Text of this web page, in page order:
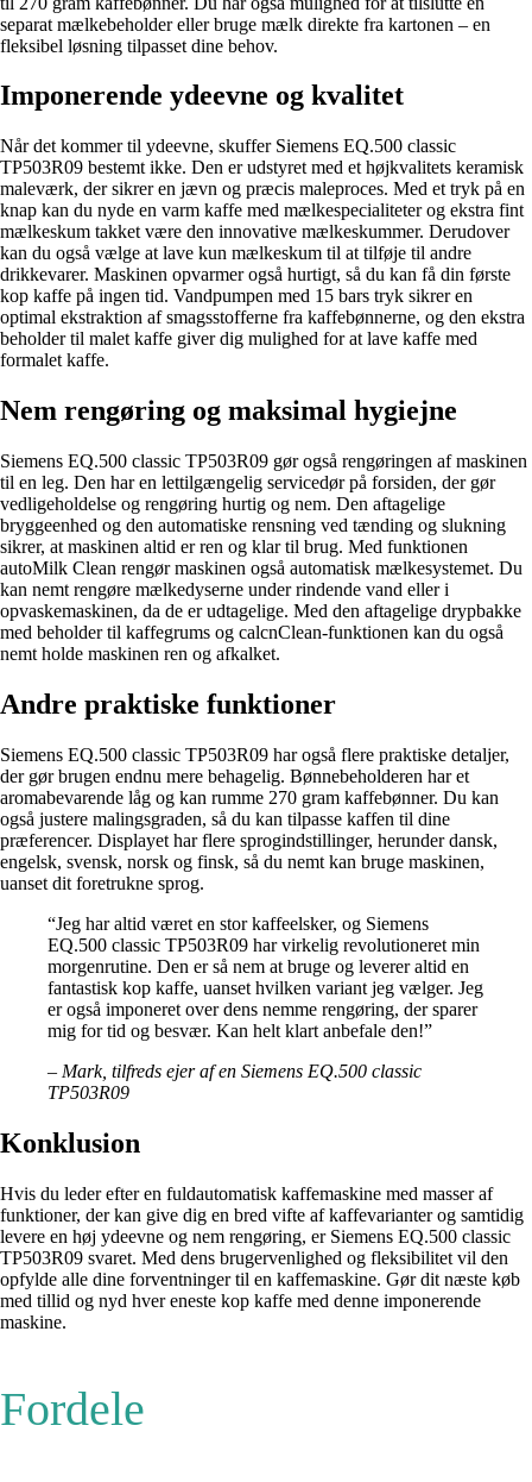
separat mælkebeholder eller bruge mælk direkte fra kartonen – en
fleksibel løsning tilpasset dine behov.
Imponerende ydeevne og kvalitet
Når det kommer til ydeevne, skuffer Siemens EQ.500 classic
TP503R09 bestemt ikke. Den er udstyret med et højkvalitets keramisk
maleværk, der sikrer en jævn og præcis maleproces. Med et tryk på en
knap kan du nyde en varm kaffe med mælkespecialiteter og ekstra fint
mælkeskum takket være den innovative mælkeskummer. Derudover
kan du også vælge at lave kun mælkeskum til at tilføje til andre
drikkevarer. Maskinen opvarmer også hurtigt, så du kan få din første
kop kaffe på ingen tid. Vandpumpen med 15 bars tryk sikrer en
optimal ekstraktion af smagsstofferne fra kaffebønnerne, og den ekstra
beholder til malet kaffe giver dig mulighed for at lave kaffe med
formalet kaffe.
Nem rengøring og maksimal hygiejne
Siemens EQ.500 classic TP503R09 gør også rengøringen af maskinen
til en leg. Den har en lettilgængelig servicedør på forsiden, der gør
vedligeholdelse og rengøring hurtig og nem. Den aftagelige
bryggeenhed og den automatiske rensning ved tænding og slukning
sikrer, at maskinen altid er ren og klar til brug. Med funktionen
autoMilk Clean rengør maskinen også automatisk mælkesystemet. Du
kan nemt rengøre mælkedyserne under rindende vand eller i
opvaskemaskinen, da de er udtagelige. Med den aftagelige drypbakke
med beholder til kaffegrums og calcnClean-funktionen kan du også
nemt holde maskinen ren og afkalket.
Andre praktiske funktioner
Siemens EQ.500 classic TP503R09 har også flere praktiske detaljer,
der gør brugen endnu mere behagelig. Bønnebeholderen har et
aromabevarende låg og kan rumme 270 gram kaffebønner. Du kan
også justere malingsgraden, så du kan tilpasse kaffen til dine
præferencer. Displayet har flere sprogindstillinger, herunder dansk,
engelsk, svensk, norsk og finsk, så du nemt kan bruge maskinen,
uanset dit foretrukne sprog.
“Jeg har altid været en stor kaffeelsker, og Siemens
EQ.500 classic TP503R09 har virkelig revolutioneret min
morgenrutine. Den er så nem at bruge og leverer altid en
fantastisk kop kaffe, uanset hvilken variant jeg vælger. Jeg
er også imponeret over dens nemme rengøring, der sparer
mig for tid og besvær. Kan helt klart anbefale den!”
– Mark, tilfreds ejer af en Siemens EQ.500 classic
TP503R09
Konklusion
Hvis du leder efter en fuldautomatisk kaffemaskine med masser af
funktioner, der kan give dig en bred vifte af kaffevarianter og samtidig
levere en høj ydeevne og nem rengøring, er Siemens EQ.500 classic
TP503R09 svaret. Med dens brugervenlighed og fleksibilitet vil den
opfylde alle dine forventninger til en kaffemaskine. Gør dit næste køb
med tillid og nyd hver eneste kop kaffe med denne imponerende
maskine.
Fordele